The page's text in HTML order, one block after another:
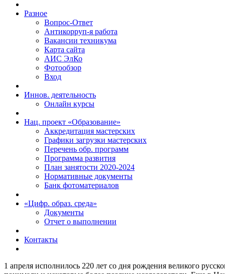
Разное
Вопрос-Ответ
Антикорруп-я работа
Вакансии техникума
Карта сайта
АИС ЭлКо
Фотообзор
Вход
Иннов. деятельность
Онлайн курсы
Нац. проект «Образование»
Аккредитация мастерских
Графики загрузки мастерских
Перечень обр. программ
Программа развития
План занятости 2020-2024
Нормативные документы
Банк фотоматериалов
«Цифр. образ. среда»
Документы
Отчет о выполнении
Контакты
1 апреля исполнилось 220 лет со дня рождения великого